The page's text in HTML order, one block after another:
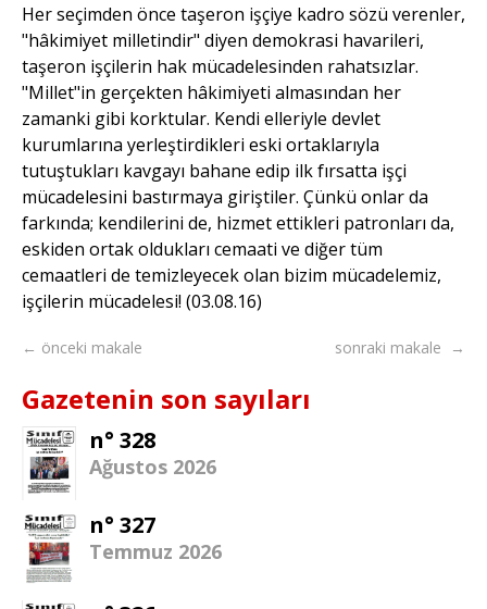
Her seçimden önce taşeron işçiye kadro sözü verenler,
"hâkimiyet milletindir" diyen demokrasi havarileri,
taşeron işçilerin hak mücadelesinden rahatsızlar.
"Millet"in gerçekten hâkimiyeti almasından her
zamanki gibi korktular. Kendi elleriyle devlet
kurumlarına yerleştirdikleri eski ortaklarıyla
tutuştukları kavgayı bahane edip ilk fırsatta işçi
mücadelesini bastırmaya giriştiler. Çünkü onlar da
farkında; kendilerini de, hizmet ettikleri patronları da,
eskiden ortak oldukları cemaati ve diğer tüm
cemaatleri de temizleyecek olan bizim mücadelemiz,
işçilerin mücadelesi! (03.08.16)
← önceki makale sonraki makale →
Gazetenin son sayıları
n° 328
Ağustos 2026
n° 327
Temmuz 2026